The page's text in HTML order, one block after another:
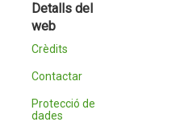
Detalls del
web
Crèdits
Contactar
Protecció de
dades